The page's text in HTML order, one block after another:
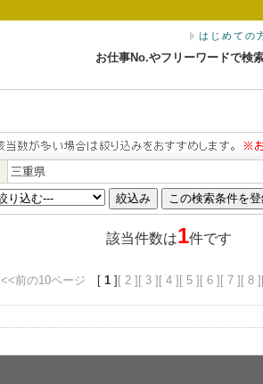
はじめての
お仕事No.やフリーワードで検索
三重県
該当件数は1件です
<<前の10ページ [ 1 ] [ 2 ] [ 3 ] [ 4 ] [ 5 ] [ 6 ] [ 7 ] [ 8 ]